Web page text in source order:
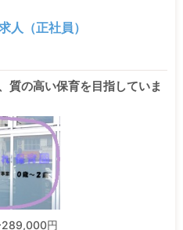
人（正社員）
質の高い保育を目指していま
289,000円